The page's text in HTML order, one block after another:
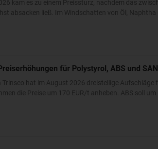
kam es zu einem Preissturz, nachdem das
absacken ließ. Im Windschatten von Öl,
für Polystyrol, ABS und SAN
hat im August 2026 dreistellige
die Preise um 170 EUR/t anheben. ABS soll